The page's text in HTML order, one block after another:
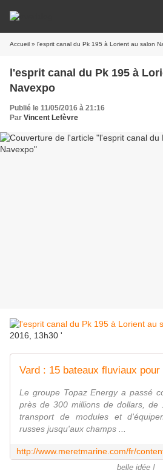
Accueil » l'esprit canal du Pk 195 à Lorient au salon
l'esprit canal du Pk 195 à
Navexpo
Publié le 11/05/2016 à 21:16
Par Vincent Lefèvre
2016, 13h30 '
Le groupe Topaz Energy a passé
près de 300 millions de dollars, de
transport de modules et
russes jusqu'aux champs ...
belle idée !